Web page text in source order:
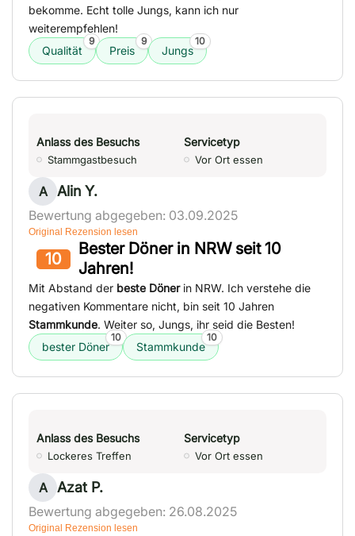
bekomme. Echt tolle Jungs, kann ich nur
weiterempfehlen!
Qualität
9
Preis
9
Jungs
10
Anlass des Besuchs
Stammgastbesuch
Servicetyp
Vor Ort essen
A Alin Y.
Bewertung abgegeben: 03.09.2025
Original Rezension lesen
10
Bester Döner in NRW seit 10
Jahren!
Mit Abstand der beste Dönerin NRW. Ich verstehe die
negativen Kommentare nicht, bin seit 10 Jahren
Stammkunde. Weiter so, Jungs, ihr seid die Besten!
bester Döner
10
Stammkunde
10
Anlass des Besuchs
Lockeres Treffen
Servicetyp
Vor Ort essen
A Azat P.
Bewertung abgegeben: 26.08.2025
Original Rezension lesen